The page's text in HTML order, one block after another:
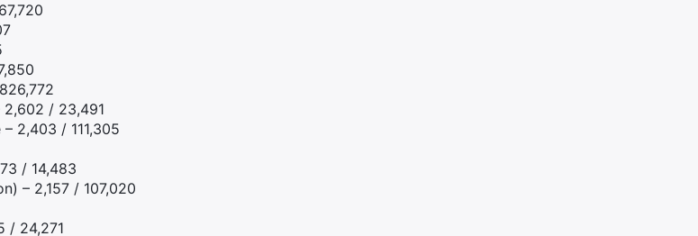
2,602 / 23,491
2,403 / 111,305
/ 14,483
– 2,157 / 107,020
/ 24,271